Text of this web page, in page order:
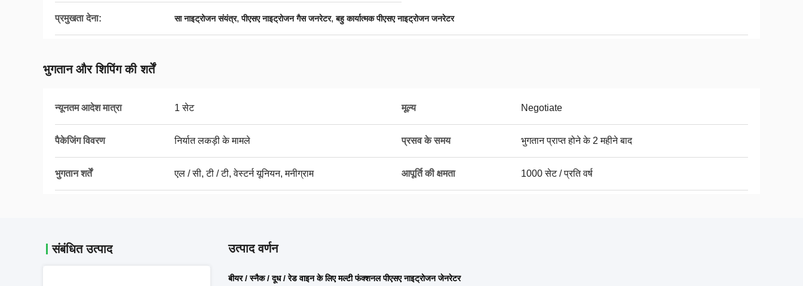
प्रमुखता देना: सा नाइट्रोजन संयंत्र,पीएसए नाइट्रोजन गैस जनरेटर,बहु कार्यात्मक पीएसए नाइट्रोजन जनरेटर
भुगतान और शिपिंग की शर्तें
न्यूनतम आदेश मात्रा 1 सेट मूल्य Negotiate
पैकेजिंग विवरण निर्यात लकड़ी के मामले प्रसव के समय भुगतान प्राप्त होने के 2 महीने बाद
भुगतान शर्तें एल / सी, टी / टी, वेस्टर्न यूनियन, मनीग्राम आपूर्ति की क्षमता 1000 सेट / प्रति वर्ष
संबंधित उत्पाद उत्पाद वर्णन
बीयर / स्नैक / दूध / रेड वाइन के लिए मल्टी फंक्शनल पीएसए नाइट्रोजन जेनरेटर